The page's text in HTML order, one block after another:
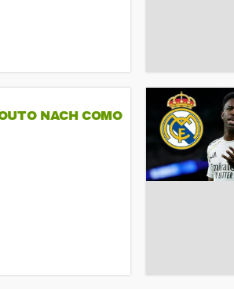
NACH COMO